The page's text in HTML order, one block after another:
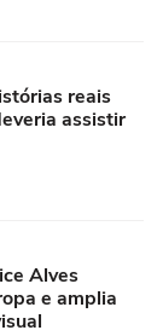
reais
assistir
Alves
e amplia